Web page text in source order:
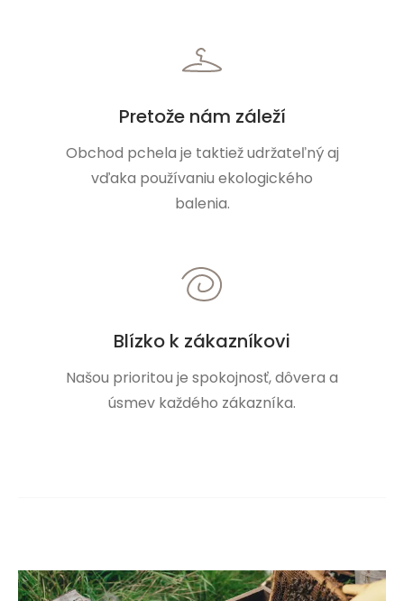
Pretože nám záleží
Obchod pchela je taktiež udržateľný aj
vďaka používaniu ekologického
balenia.
Blízko k zákazníkovi
Našou prioritou je spokojnosť, dôvera a
úsmev každého zákazníka.